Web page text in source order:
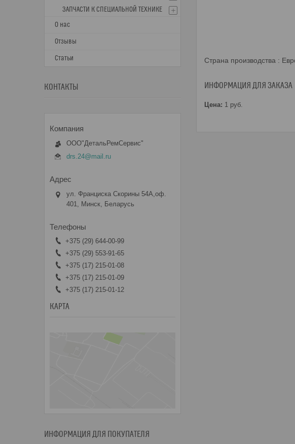
Страна производства :
ИНФОРМАЦИЯ ДЛЯ ЗАКАЗА
Цена: 1 руб.
ЗАПЧАСТИ К СПЕЦИАЛЬНОЙ ТЕХНИКЕ
О нас
Отзывы
Статьи
КОНТАКТЫ
ООО"ДетальРемСервис"
drs.24@mail.ru
ул. Франциска Скорины 54А,оф.
401, Минск, Беларусь
+375 (29) 644-00-99
+375 (29) 553-91-65
+375 (17) 215-01-08
+375 (17) 215-01-09
+375 (17) 215-01-12
КАРТА
ИНФОРМАЦИЯ ДЛЯ ПОКУПАТЕЛЯ